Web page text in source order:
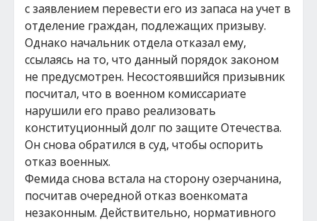
с заявлением перевести его из запаса на учет в
отделение граждан, подлежащих призыву.
Однако начальник отдела отказал ему,
ссылаясь на то, что данный порядок законом
не предусмотрен. Несостоявшийся призывник
посчитал, что в военном комиссариате
нарушили его право реализовать
конституционный долг по защите Отечества.
Он снова обратился в суд, чтобы оспорить
отказ военных.
Фемида снова встала на сторону озерчанина,
посчитав очередной отказ военкомата
незаконным. Действительно, нормативного